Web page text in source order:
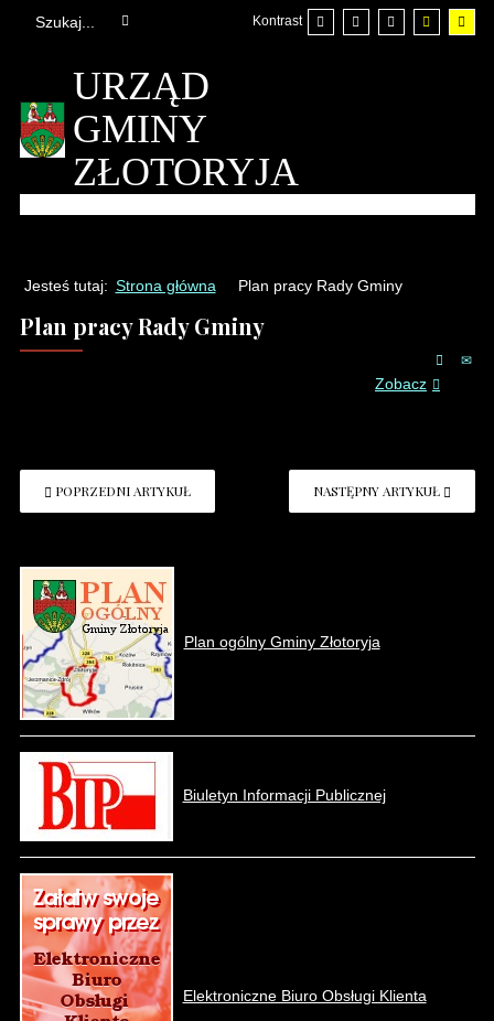
Kontrast
URZĄD
GMINY
ZŁOTORYJA
Jesteś tutaj: Strona główna Plan pracy Rady Gminy
Plan pracy Rady Gminy
Zobacz
POPRZEDNI ARTYKUŁ NASTĘPNY ARTYKUŁ
Plan ogólny Gminy Złotoryja
Biuletyn Informacji Publicznej
Elektroniczne Biuro Obsługi Klienta